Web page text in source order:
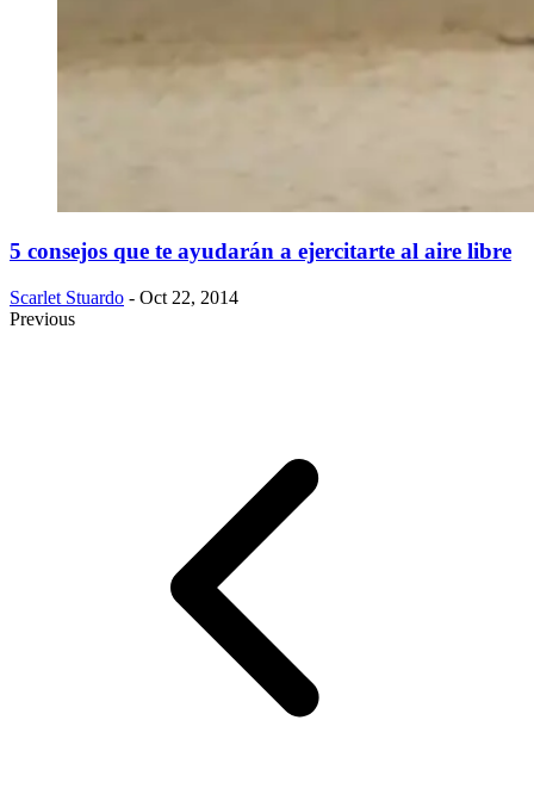
5 consejos que te ayudarán a ejercitarte al aire libre
Scarlet Stuardo - Oct 22, 2014
Previous